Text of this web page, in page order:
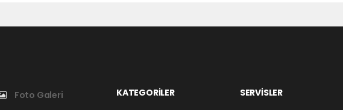
Foto Galeri
KATEGORİLER SERVİSLER